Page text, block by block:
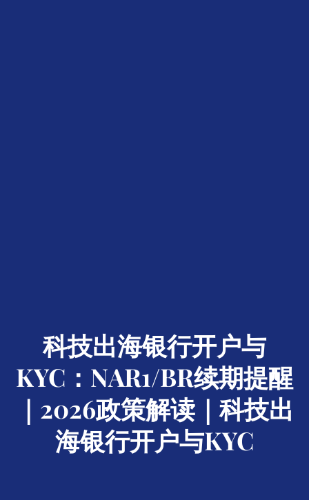
科技出海银行开户与
KYC：NAR1/BR续期提醒
｜2026政策解读｜科技出
海银行开户与KYC